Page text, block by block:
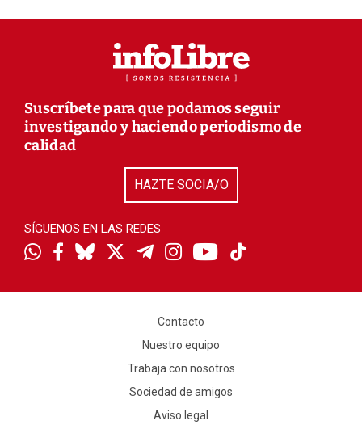
Suscríbete para que podamos seguir
investigando y haciendo periodismo de
calidad
HAZTE SOCIA/O
SÍGUENOS EN LAS REDES
Contacto
Nuestro equipo
Trabaja con nosotros
Sociedad de amigos
Aviso legal